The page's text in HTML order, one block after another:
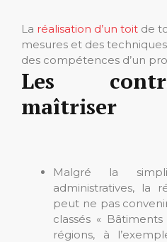
La réalisation d’un toit de
mesures et des
des compétences d’un
Les
maîtriser
Malgré la
administratives, la
peut ne pas
classés «
régions, à